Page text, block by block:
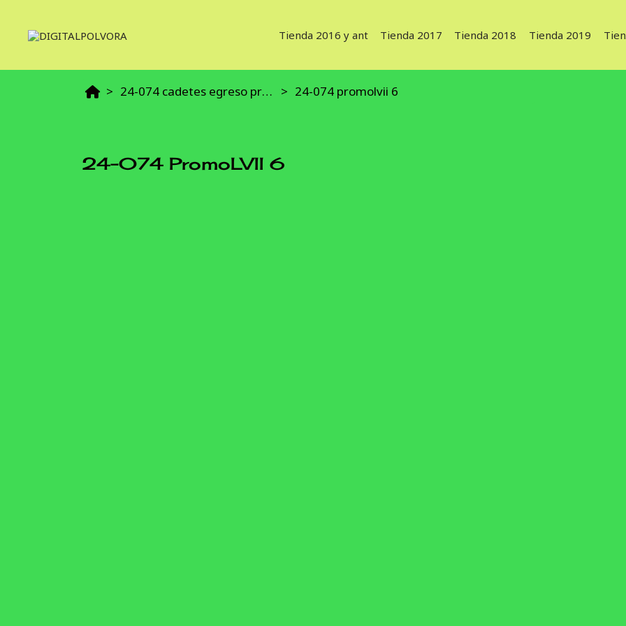
Tienda 2016 y ant Tienda 2017 Tienda 2018 Tienda 2019
24-074 cadetes egreso promocion lvii 24-074 promolvii 6
24-074 PromoLVII 6